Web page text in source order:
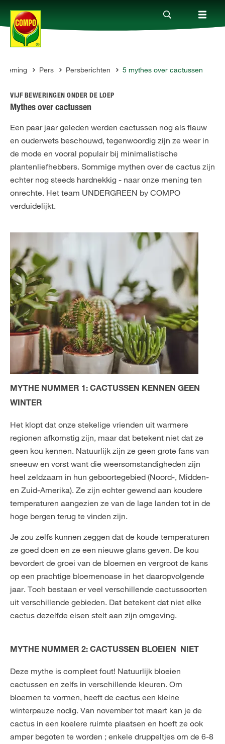
Producten
Advies
Thema's
Tot je dienst
Onderneming
NL FR
Pers Persberichten 5 mythes over cactussen
VIJF BEWERINGEN ONDER DE LOEP
Mythes over cactussen
Een paar jaar geleden werden cactussen nog als flauw
en ouderwets beschouwd, tegenwoordig zijn ze weer in
de mode en vooral populair bij minimalistische
plantenliefhebbers. Sommige mythen over de cactus zijn
echter nog steeds hardnekkig - naar onze mening ten
onrechte. Het team UNDERGREEN by COMPO
verduidelijkt.
MYTHE NUMMER 1: CACTUSSEN KENNEN GEEN
WINTER
Het klopt dat onze stekelige vrienden uit warmere
regionen afkomstig zijn, maar dat betekent niet dat ze
geen kou kennen. Natuurlijk zijn ze geen grote fans van
sneeuw en vorst want die weersomstandigheden zijn
heel zeldzaam in hun geboortegebied (Noord-, Midden-
en Zuid-Amerika). Ze zijn echter gewend aan koudere
temperaturen aangezien ze van de lage landen tot in de
hoge bergen terug te vinden zijn.
Je zou zelfs kunnen zeggen dat de koude temperaturen
ze goed doen en ze een nieuwe glans geven. De kou
bevordert de groei van de bloemen en vergroot de kans
op een prachtige bloemenoase in het daaropvolgende
jaar. Toch bestaan er veel verschillende cactussoorten
uit verschillende gebieden. Dat betekent dat niet elke
cactus dezelfde eisen stelt aan zijn omgeving.
MYTHE NUMMER 2: CACTUSSEN BLOEIEN NIET
Deze mythe is compleet fout! Natuurlijk bloeien
cactussen en zelfs in verschillende kleuren. Om
bloemen te vormen, heeft de cactus een kleine
winterpauze nodig. Van november tot maart kan je de
cactus in een koelere ruimte plaatsen en hoeft ze ook
amper begoten te worden ; enkele druppeltjes om de 6-8